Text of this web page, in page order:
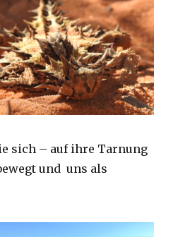
sich – auf ihre Tarnung
und uns als